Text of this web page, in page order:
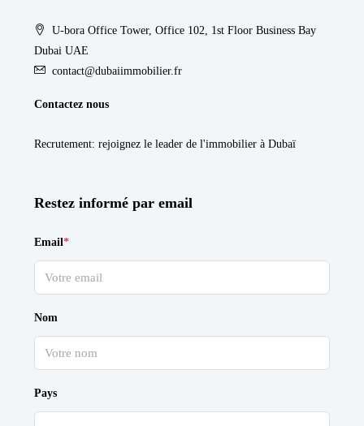
U-bora Office Tower, Office 102, 1st Floor Business Bay
Dubai UAE
contact@dubaiimmobilier.fr
Contactez nous
Recrutement: rejoignez le leader de l'immobilier à Dubaï
Restez informé par email
Email*
Nom
Pays